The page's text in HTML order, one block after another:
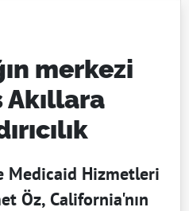
merkezi
Akıllara
Medicaid Hizmetleri
Öz, California'nın